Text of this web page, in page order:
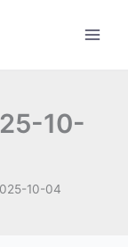
10-
10-04